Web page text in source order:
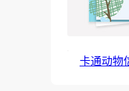
卡通动物